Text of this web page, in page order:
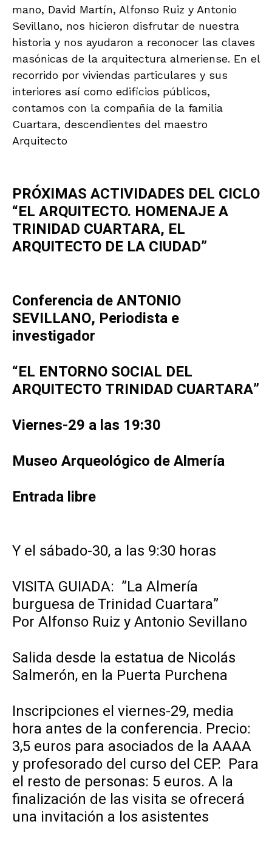
mano, David Martín, Alfonso Ruiz y Antonio
Sevillano, nos hicieron disfrutar de nuestra
historia y nos ayudaron a reconocer las claves
masónicas de la arquitectura almeriense. En el
recorrido por viviendas particulares y sus
interiores así como edificios públicos,
contamos con la compañía de la familia
Cuartara, descendientes del maestro
Arquitecto
PRÓXIMAS ACTIVIDADES DEL CICLO
“EL ARQUITECTO. HOMENAJE A
TRINIDAD CUARTARA, EL
ARQUITECTO DE LA CIUDAD”
Conferencia de ANTONIO
SEVILLANO, Periodista e
investigador
“EL ENTORNO SOCIAL DEL
ARQUITECTO TRINIDAD CUARTARA”
Viernes-29 a las 19:30
Museo Arqueológico de Almería
Entrada libre
Y el sábado-30, a las 9:30 horas
VISITA GUIADA: ”La Almería
burguesa de Trinidad Cuartara”
Por Alfonso Ruiz y Antonio Sevillano
Salida desde la estatua de Nicolás
Salmerón, en la Puerta Purchena
Inscripciones el viernes-29, media
hora antes de la conferencia. Precio:
3,5 euros para asociados de la AAAA
y profesorado del curso del CEP. Para
el resto de personas: 5 euros. A la
finalización de las visita se ofrecerá
una invitación a los asistentes